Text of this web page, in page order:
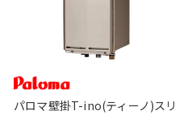
パロマ壁掛T-ino(ティーノ)スリ